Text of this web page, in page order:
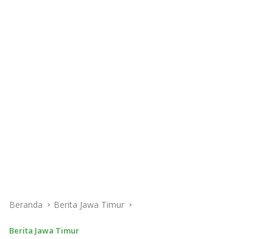
Beranda Berita Jawa Timur
Berita Jawa Timur